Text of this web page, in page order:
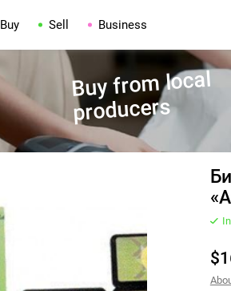
Buy Sell Business
Buy from local
producers